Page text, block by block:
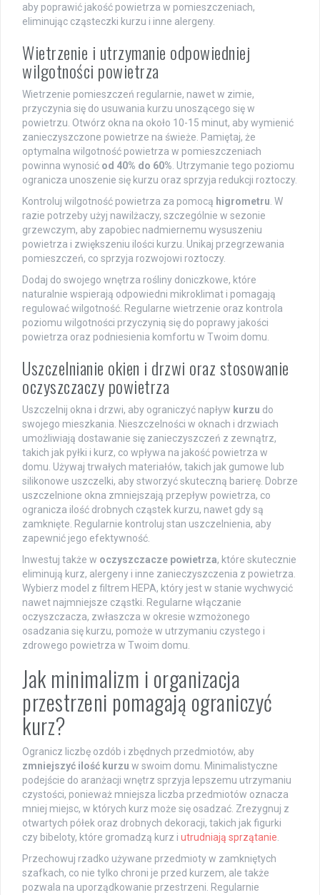
aby poprawić jakość powietrza w pomieszczeniach,
eliminując cząsteczki kurzu i inne alergeny.
Wietrzenie i utrzymanie odpowiedniej
wilgotności powietrza
Wietrzenie pomieszczeń regularnie, nawet w zimie,
przyczynia się do usuwania kurzu unoszącego się w
powietrzu. Otwórz okna na około 10-15 minut, aby wymienić
zanieczyszczone powietrze na świeże. Pamiętaj, że
optymalna wilgotność powietrza w pomieszczeniach
powinna wynosić od 40% do 60%. Utrzymanie tego poziomu
ogranicza unoszenie się kurzu oraz sprzyja redukcji roztoczy.
Kontroluj wilgotność powietrza za pomocą higrometru. W
razie potrzeby użyj nawilżaczy, szczególnie w sezonie
grzewczym, aby zapobiec nadmiernemu wysuszeniu
powietrza i zwiększeniu ilości kurzu. Unikaj przegrzewania
pomieszczeń, co sprzyja rozwojowi roztoczy.
Dodaj do swojego wnętrza rośliny doniczkowe, które
naturalnie wspierają odpowiedni mikroklimat i pomagają
regulować wilgotność. Regularne wietrzenie oraz kontrola
poziomu wilgotności przyczynią się do poprawy jakości
powietrza oraz podniesienia komfortu w Twoim domu.
Uszczelnianie okien i drzwi oraz stosowanie
oczyszczaczy powietrza
Uszczelnij okna i drzwi, aby ograniczyć napływ kurzu do
swojego mieszkania. Nieszczelności w oknach i drzwiach
umożliwiają dostawanie się zanieczyszczeń z zewnątrz,
takich jak pyłki i kurz, co wpływa na jakość powietrza w
domu. Używaj trwałych materiałów, takich jak gumowe lub
silikonowe uszczelki, aby stworzyć skuteczną barierę. Dobrze
uszczelnione okna zmniejszają przepływ powietrza, co
ogranicza ilość drobnych cząstek kurzu, nawet gdy są
zamknięte. Regularnie kontroluj stan uszczelnienia, aby
zapewnić jego efektywność.
Inwestuj także w oczyszczacze powietrza, które skutecznie
eliminują kurz, alergeny i inne zanieczyszczenia z powietrza.
Wybierz model z filtrem HEPA, który jest w stanie wychwycić
nawet najmniejsze cząstki. Regularne włączanie
oczyszczacza, zwłaszcza w okresie wzmożonego
osadzania się kurzu, pomoże w utrzymaniu czystego i
zdrowego powietrza w Twoim domu.
Jak minimalizm i organizacja
przestrzeni pomagają ograniczyć
kurz?
Ogranicz liczbę ozdób i zbędnych przedmiotów, aby
zmniejszyć ilość kurzu w swoim domu. Minimalistyczne
podejście do aranżacji wnętrz sprzyja lepszemu utrzymaniu
czystości, ponieważ mniejsza liczba przedmiotów oznacza
mniej miejsc, w których kurz może się osadzać. Zrezygnuj z
otwartych półek oraz drobnych dekoracji, takich jak figurki
czy bibeloty, które gromadzą kurz i utrudniają sprzątanie.
Przechowuj rzadko używane przedmioty w zamkniętych
szafkach, co nie tylko chroni je przed kurzem, ale także
pozwala na uporządkowanie przestrzeni. Regularnie